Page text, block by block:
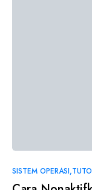
SISTEM OPERASI